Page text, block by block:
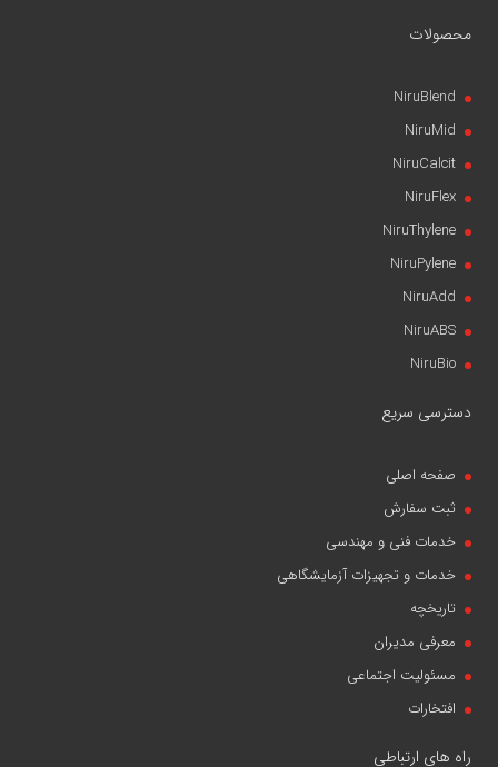
محصولات
NiruBlend
NiruMid
NiruCalcit
NiruFlex
NiruThylene
NiruPylene
NiruAdd
NiruABS
NiruBio
دسترسی سریع
صفحه اصلی
ثبت سفارش
خدمات فنی و مهندسی
خدمات و تجهیزات آزمایشگاهی
تاریخچه
معرفی مدیران
مسئولیت اجتماعی
افتخارات
راه های ارتباطی